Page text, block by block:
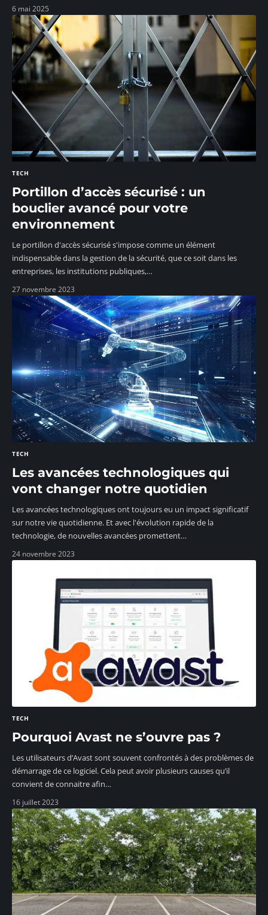
6 mai 2025
TECH
Portillon d’accès sécurisé : un
bouclier avancé pour votre
environnement
Le portillon d'accès sécurisé s'impose comme un élément
indispensable dans la gestion de la sécurité, que ce soit dans les
entreprises, les institutions publiques,…
27 novembre 2023
TECH
Les avancées technologiques qui
vont changer notre quotidien
Les avancées technologiques ont toujours eu un impact significatif
sur notre vie quotidienne. Et avec l'évolution rapide de la
technologie, de nouvelles avancées promettent…
24 novembre 2023
TECH
Pourquoi Avast ne s’ouvre pas ?
Les utilisateurs d’Avast sont souvent confrontés à des problèmes de
démarrage de ce logiciel. Cela peut avoir plusieurs causes qu’il
convient de connaitre afin…
16 juillet 2023